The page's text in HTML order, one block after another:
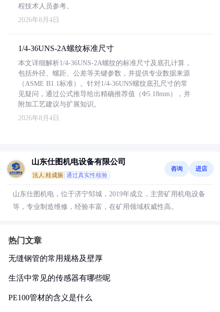
程技术人员参考。
2026年8月4日
1/4-36UNS-2A螺纹标准尺寸
本文详细解析1/4-36UNS-2A螺纹的标准尺寸及底孔计算，
包括外径、螺距、公差等关键参数，并提供专业数据来源
（ASME B1.1标准）。针对1/4-36UNS螺纹底孔尺寸的常
见疑问，通过公式推导给出精确推荐值（Φ5.18mm），并
附加工艺建议与扩展知识。
2026年8月4日
山东仕图机电设备有限公司
法人:桂成振 通过真实性核验
咨询 进店
山东仕图机电，位于济宁邹城，2019年成立，主营矿用机电设备
等，专业制造维修，经验丰富，在矿用领域权威性高。
热门文章
无缝钢管的常用规格及壁厚
生活中常见的传感器有哪些呢
PE100管材的含义是什么